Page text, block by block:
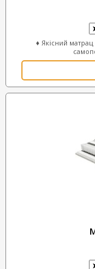
♦ Якісний